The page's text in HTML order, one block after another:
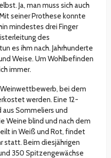
Ja, man muss sich auch
seiner Prothese konnte
mindestes drei Finger
des
es ihm nach. Jahrhunderte
Weise. Um Wohlbefinden
immer.
Weinwettbewerb, bei dem
werden. Eine 12-
Sommeliers und
Weine blind und nach dem
in Weiß und Rot, findet
statt. Beim diesjährigen
350 Spitzengewächse